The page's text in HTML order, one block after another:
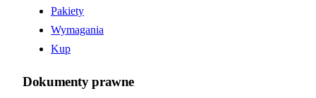
Pakiety
Wymagania
Kup
Dokumenty prawne